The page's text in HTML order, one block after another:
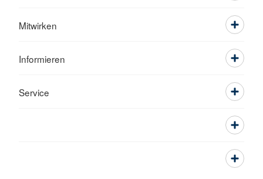
Mitwirken
Informieren
Service